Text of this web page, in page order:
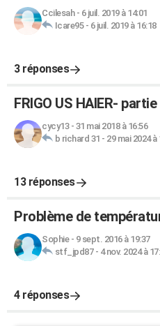
Ccilesah- 6 juil. 2019 à 14:01
Icare95- 6 juil. 2019 à 16:18
3 réponses
FRIGO US HAIER-
cycy13- 31 mai 2018 à 16:56
b richard 31 - 29 mai 2024 à
13 réponses
Problème de
Sophie- 9 sept. 2016 à 19:37
stf_jpd87- 4 nov. 2024 à
4 réponses